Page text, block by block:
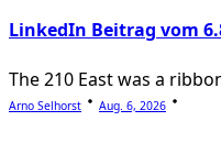
reader-
text">Page</
LinkedIn Beitrag vom
The 210 East was a
Arno Selhorst Aug. 6, 2026